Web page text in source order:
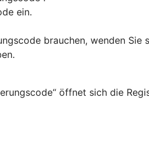
ein.
brauchen, wenden
öffnet sich die